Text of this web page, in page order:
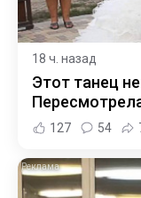
18 ч. назад
Этот танец
127 54